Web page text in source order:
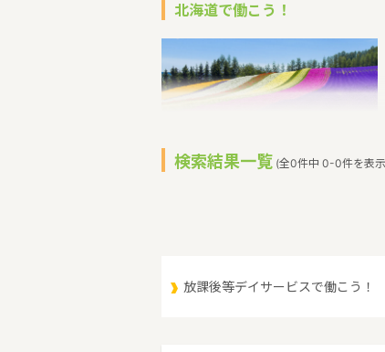
北海道で働こう！
検索結果一覧 (全0件中 0-0件を表
放課後等デイサービスで働こう！